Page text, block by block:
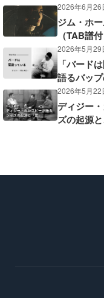
2026年6月26
ジム・ホ
（TAB譜付
2026年5月29
「バード
語るバッ
ビュー）
2026年5月22
ディジー
ズの起源